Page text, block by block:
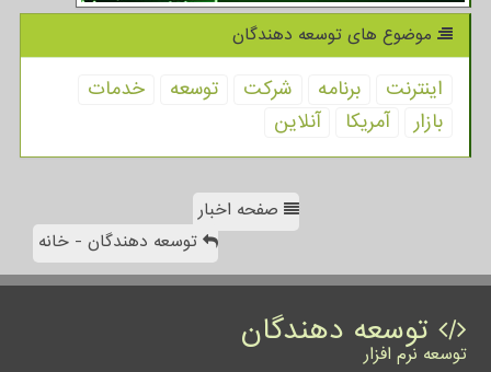
موضوع های توسعه دهندگان
اینترنت برنامه شركت توسعه
خدمات
بازار
آمریكا آنلاین
صفحه اخبار
توسعه دهندگان - خانه
توسعه دهندگان
توسعه نرم افزار